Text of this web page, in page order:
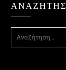
ΑΝΑΖΉΤΗΣΗ
ΓΙΑ: